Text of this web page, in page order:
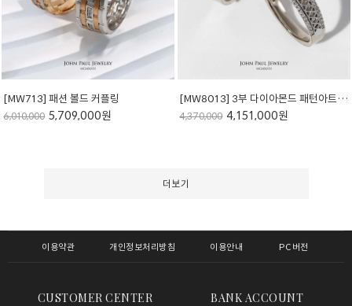
[MW713] 패션 볼드 커플링
6,010,000 5,709,000원
[MW8013] 3부 다이아몬드 패턴아트 커플링
4,370,000 4,151,000원
더보기
이용약관 개인정보처리방침 이용안내 PC버전
CUSTOMER CENTER BANK ACCOUNT